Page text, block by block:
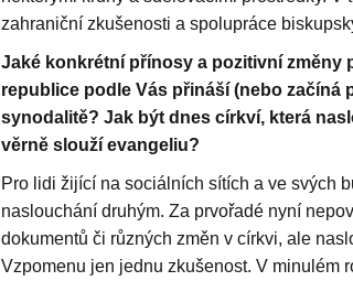
zahraniční zkušenosti a spolupráce
Jaké konkrétní přínosy a pozitivní změny
republice podle Vás přináší (nebo začíná
synodalitě? Jak být dnes církví, která
věrně slouží evangeliu?
Pro lidi žijící na sociálních sítích a ve svých
naslouchání druhým. Za prvořadé nyní
dokumentů či různých změn v církvi, ale
Vzpomenu jen jednu zkušenost. V minulém